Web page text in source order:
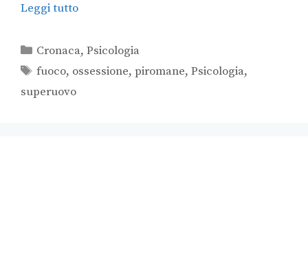
Leggi tutto
Cronaca,Psicologia
fuoco, ossessione,piromane,Psicologia,
superuovo